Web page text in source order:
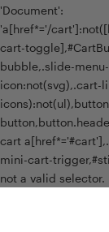
'Document':
'a[href*='/
cart-
bubble,.slide-
icon:not(svg),.cart-
cart
mini-cart-
not a valid selector.